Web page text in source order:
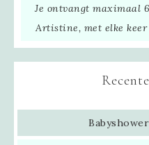
Je ontvangt maximaal
Artistine, met elke